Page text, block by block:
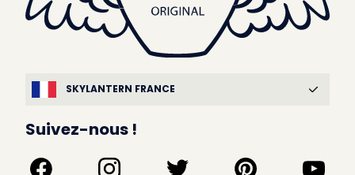
SKYLANTERN FRANCE
Suivez-nous !